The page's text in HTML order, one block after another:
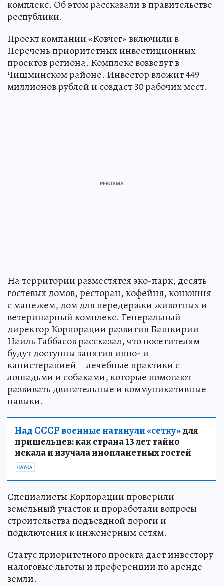
комплекс. Об этом рассказали в правительстве
республики.
Проект компании «Ковчег» включили в
Перечень приоритетных инвестиционных
проектов региона. Комплекс возведут в
Чишминском районе. Инвестор вложит 449
миллионов рублей и создаст 30 рабочих мест.
На территории разместятся эко-парк, десять
гостевых домов, ресторан, кофейня, конюшня
с манежем, дом для передержки животных и
ветеринарный комплекс. Генеральный
директор Корпорации развития Башкирии
Наиль Габбасов рассказал, что посетителям
будут доступны занятия иппо- и
канистерапией – лечебные практики с
лошадьми и собаками, которые помогают
развивать двигательные и коммуникативные
навыки.
Над СССР военные натянули «сетку»для
пришельцев: как страна 13 лет тайно
искала и изучала инопланетных гостей
НАУКА
Специалисты Корпорации проверили
земельный участок и проработали вопросы
строительства подъездной дороги и
подключения к инженерным сетям.
Статус приоритетного проекта дает инвестору
налоговые льготы и преференции по аренде
земли.